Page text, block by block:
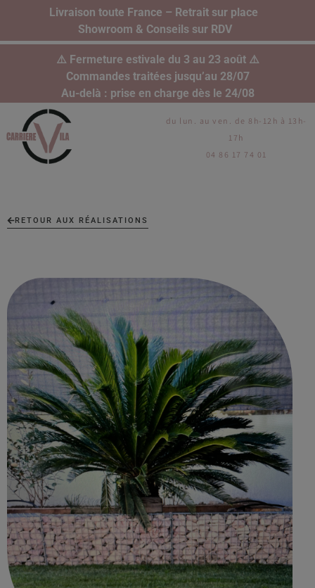
Livraison toute France – Retrait sur place
Showroom & Conseils sur RDV
⚠️ Fermeture estivale du 3 au 23 août ⚠️
Commandes traitées jusqu’au 28/07
Au-delà : prise en charge dès le 24/08
du lun. au ven. de 8h-12h à 13h-
17h
04 86 17 74 01
RETOUR AUX RÉALISATIONS